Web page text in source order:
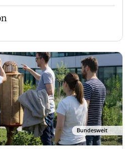
Bundesweit